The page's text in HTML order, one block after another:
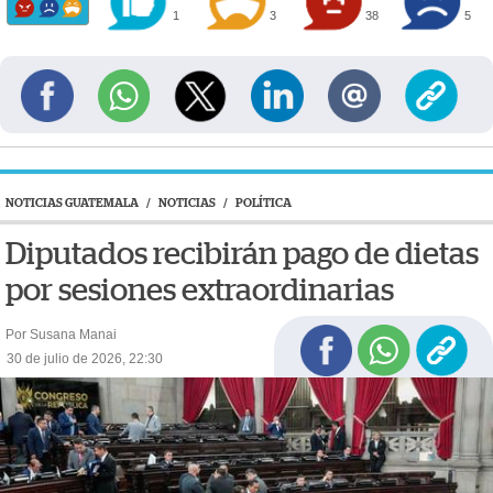
1 3 38 5
NOTICIAS GUATEMALA / NOTICIAS / POLÍTICA
Diputados recibirán pago de dietas
por sesiones extraordinarias
Por Susana Manai
30 de julio de 2026, 22:30